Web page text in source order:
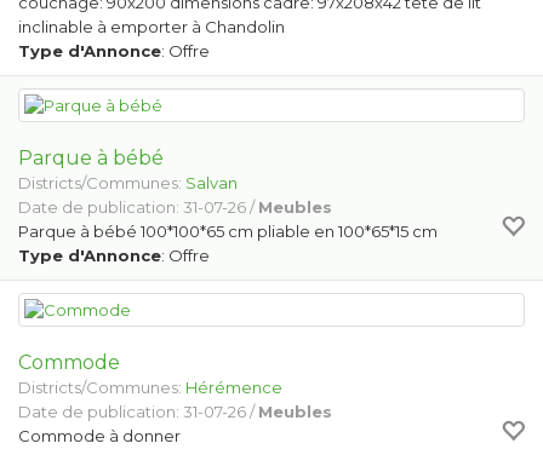
inclinable à emporter à Chandolin
Type d'Annonce: Offre
Parque à bébé
Districts/Communes: Salvan
Date de publication: 31-07-26 /Meubles
Parque à bébé 100*100*65 cm pliable en 100*65*15 cm
Type d'Annonce: Offre
Commode
Districts/Communes: Hérémence
Date de publication: 31-07-26 /Meubles
Commode à donner